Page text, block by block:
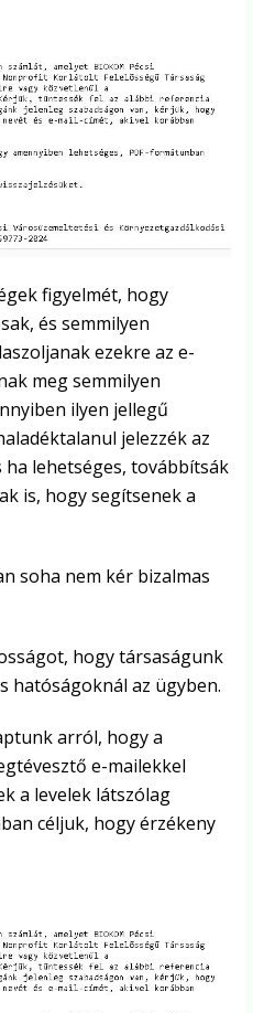
figyelmét, hogy
és semmilyen
ezekre az e-
meg semmilyen
ilyen jellegű
jelezzék az
lehetséges, továbbítsák
is, hogy segítsenek a
soha nem kér bizalmas
hogy társaságunk
hatóságoknál az ügyben.
arról, hogy a
e-mailekkel
a levelek látszólag
céljuk, hogy érzékeny